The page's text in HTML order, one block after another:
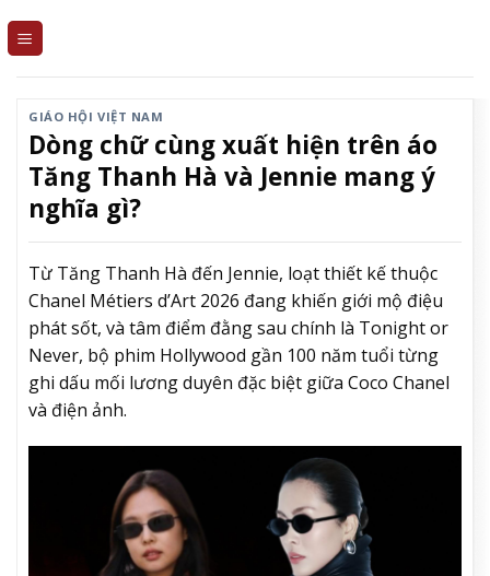
GIÁO HỘI VIỆT NAM
Dòng chữ cùng xuất hiện trên áo
Tăng Thanh Hà và Jennie mang ý
nghĩa gì?
Từ Tăng Thanh Hà đến Jennie, loạt thiết kế thuộc
Chanel Métiers d’Art 2026 đang khiến giới mộ điệu
phát sốt, và tâm điểm đằng sau chính là Tonight or
Never, bộ phim Hollywood gần 100 năm tuổi từng
ghi dấu mối lương duyên đặc biệt giữa Coco Chanel
và điện ảnh.